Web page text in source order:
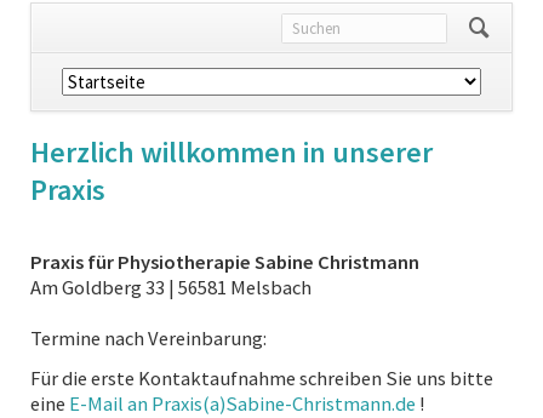
Navigation
überspringen
Herzlich willkommen in unserer
Praxis
Praxis für Physiotherapie Sabine Christmann
Am Goldberg 33 | 56581 Melsbach
Termine nach Vereinbarung:
Für die erste Kontaktaufnahme schreiben Sie uns bitte
eine E-Mail an Praxis(a)Sabine-Christmann.de !